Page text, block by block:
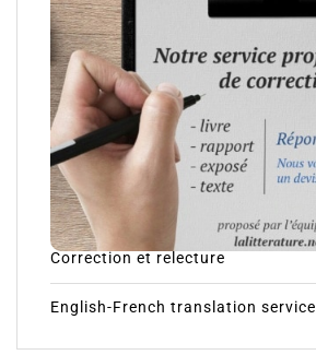
Correction et relecture
English-French translation service